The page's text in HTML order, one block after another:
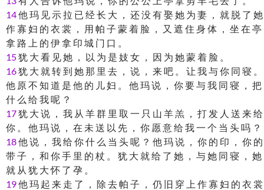
14他 玛 见 示 拉 已 经 长 大 ， 还 没 有 娶 她 为 妻 ， 就 脱 了 她
作 寡 妇 的 衣 裳 ， 用 帕 子 蒙 着 脸 ， 又 遮 住 身 体 ， 坐 在 亭
拿 路 上 的 伊 拿 印 城 门 口 。
15犹 大 看 见 她 ， 以 为 是 妓 女 ， 因 为 她 蒙 着 脸 。
16犹 大 就 转 到 她 那 里 去 ， 说 ， 来 吧 。 让 我 与 你 同 寝 。
他 原 不 知 道 是 他 的 儿 妇 。 他 玛 说 ， 你 要 与 我 同 寝 ， 把
什 么 给 我 呢 ？
17犹 大 说 ， 我 从 羊 群 里 取 一 只 山 羊 羔 ， 打 发 人 送 来 给
你 。 他 玛 说 ， 在 未 送 以 先 ， 你 愿 意 给 我 一 个 当 头 吗 ？
18他 说 ， 我 给 你 什 么 当 头 呢 ？ 他 玛 说 ， 你 的 印 ， 你 的
带 子 ， 和 你 手 里 的 杖 。 犹 大 就 给 了 她 ， 与 她 同 寝 ， 她
就 从 犹 大 怀 了 孕 。
19他 玛 起 来 走 了 ， 除 去 帕 子 ， 仍 旧 穿 上 作 寡 妇 的 衣 裳